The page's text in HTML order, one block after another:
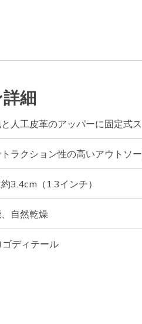
細
人工皮革のアッパーに固定式
ラクション性の高いアウトソ
3.4cm（1.3インチ）
自然乾燥
ディテール